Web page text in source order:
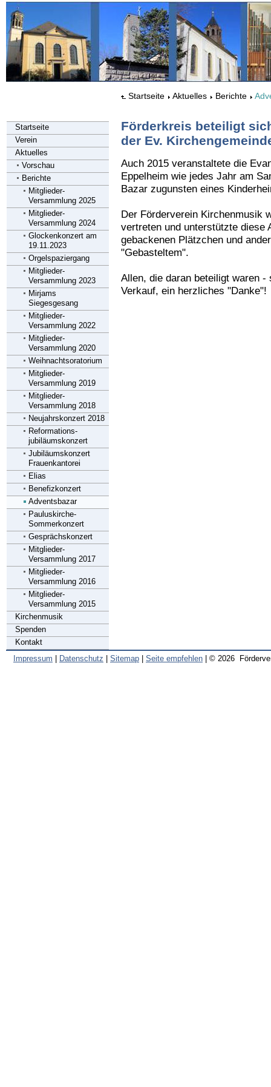
Startseite
Verein
Aktuelles
Vorschau
Berichte
Mitglieder-
Versammlung 2025
Mitglieder-
Versammlung 2024
Glockenkonzert am
19.11.2023
Orgelspaziergang
Mitglieder-
Versammlung 2023
Mirjams
Siegesgesang
Mitglieder-
Versammlung 2022
Mitglieder-
Versammlung 2020
Weihnachtsoratorium
Mitglieder-
Versammlung 2019
Mitglieder-
Versammlung 2018
Neujahrskonzert 2018
Reformations-
jubiläumskonzert
Jubiläumskonzert
Frauenkantorei
Elias
Benefizkonzert
Adventsbazar
Pauluskirche-
Sommerkonzert
Gesprächskonzert
Mitglieder-
Versammlung 2017
Mitglieder-
Versammlung 2016
Mitglieder-
Versammlung 2015
Kirchenmusik
Spenden
Kontakt
Startseite Aktuelles Berichte
Förderkreis beteiligt
der Ev.
Auch 2015 veranstaltete die
Eppelheim wie jedes Jahr am
Bazar zugunsten eines
Der Förderverein Kirchenmusik
vertreten und unterstützte diese
gebackenen Plätzchen und
"Gebasteltem".
Allen, die daran beteiligt waren
Verkauf, ein herzliches "Danke"!
Impressum Datenschutz Sitemap Seite empfehlen | © 2026